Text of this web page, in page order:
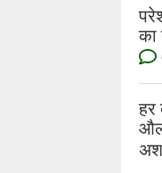
का
हर